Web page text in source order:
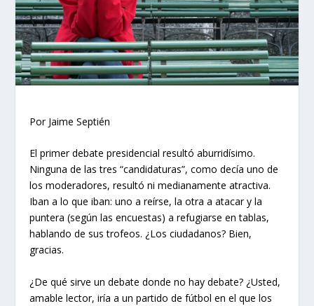
Por Jaime Septién
El primer debate presidencial resultó aburridísimo.
Ninguna de las tres “candidaturas”, como decía uno de
los moderadores, resultó ni medianamente atractiva.
Iban a lo que iban: uno a reírse, la otra a atacar y la
puntera (según las encuestas) a refugiarse en tablas,
hablando de sus trofeos. ¿Los ciudadanos? Bien,
gracias.
¿De qué sirve un debate donde no hay debate? ¿Usted,
amable lector, iría a un partido de fútbol en el que los